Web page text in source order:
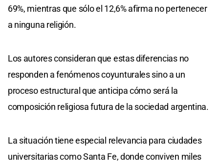
69%, mientras que sólo el 12,6% afirma no pertenecer
a ninguna religión.
Los autores consideran que estas diferencias no
responden a fenómenos coyunturales sino a un
proceso estructural que anticipa cómo será la
composición religiosa futura de la sociedad argentina.
La situación tiene especial relevancia para ciudades
universitarias como Santa Fe, donde conviven miles